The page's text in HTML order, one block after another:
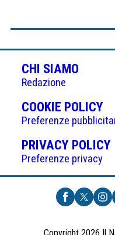
CHI SIAMO
Redazione
COOKIE POLICY
IN
Preferenze
PRIVACY POLICY
Preferenze privacy